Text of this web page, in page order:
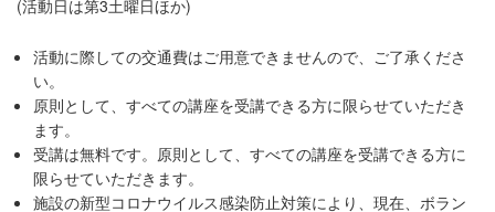
(活動日は第3土曜日ほか)
活動に際しての交通費はご用意できませんので、ご了承くださ
い。
原則として、すべての講座を受講できる方に限らせていただき
ます。
受講は無料です。原則として、すべての講座を受講できる方に
限らせていただきます。
施設の新型コロナウイルス感染防止対策により、現在、ボラン